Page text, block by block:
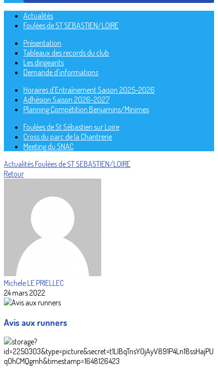
Actualités
Foulées de ST SEBASTIEN/LOIRE
Présentation
Tableaux des records du club
Les dirigeants
Demande d'informations
Horaires d'Entraînement Saison 2025-2026
Adhésion Saison 2026-2027
Planning Compétition Benjamins/Minimes
Foulées de St Sébastien sur Loire
Cross du parc de la Chantrerie
Meeting du SNAC
ActualitésFoulées de ST SEBASTIEN/LOIRE
Retour
Michele LE PRIELLEC
24 mars 2022
Avis aux runners